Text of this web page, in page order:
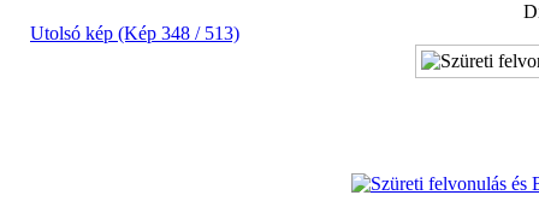
Utolsó kép (Kép 348 / 513)